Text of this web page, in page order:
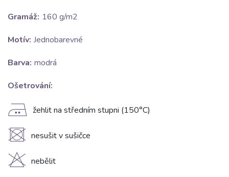
Gramáž: 160 g/m2
Motív: Jednobarevné
Barva: modrá
Ošetrování:
E žehlit na středním stupni (150°C)
U nesušit v sušičce
H nebělit